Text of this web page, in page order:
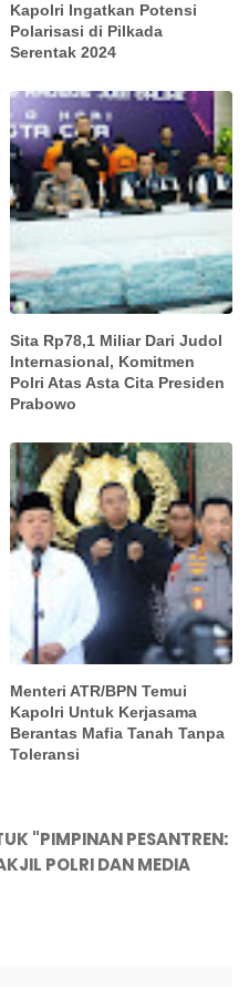
Kapolri Ingatkan Potensi
Polarisasi di Pilkada
Serentak 2024
Sita Rp78,1 Miliar Dari Judol
Internasional, Komitmen
Polri Atas Asta Cita Presiden
Prabowo
Menteri ATR/BPN Temui
Kapolri Untuk Kerjasama
Berantas Mafia Tanah Tanpa
Toleransi
"PIMPINAN PESANTREN:
POLRI DAN MEDIA